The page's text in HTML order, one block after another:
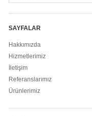
SAYFALAR
Hakkımızda
Hizmetlerimiz
İletişim
Referanslarımız
Ürünlerimiz